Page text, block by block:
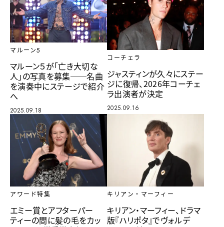
マルーン5
マルーン５が「亡き大切な
人」の写真を募集──名曲
を演奏中にステージで紹介
へ
2025.09.18
コーチェラ
ジャスティンが久々にステー
ジに復帰、2026年コーチェ
ラ出演者が決定
2025.09.16
アワード特集
エミー賞とアフターパー
ティーの間に髪の毛をカッ
キリアン・マーフィー
キリアン・マーフィー、ドラマ
版『ハリポタ』でヴォルデ